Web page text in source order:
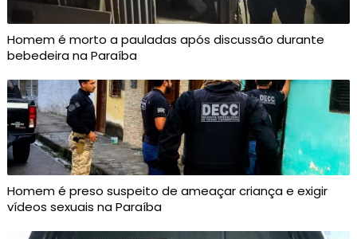
Homem é morto a pauladas após discussão durante
bebedeira na Paraíba
Homem é preso suspeito de ameaçar criança e exigir
vídeos sexuais na Paraíba